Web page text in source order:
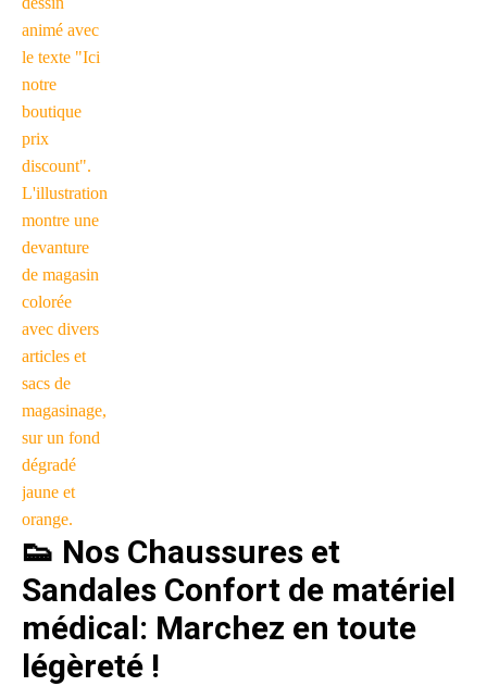
👟 Nos Chaussures et
Sandales Confort de matériel
médical: Marchez en toute
légèreté !